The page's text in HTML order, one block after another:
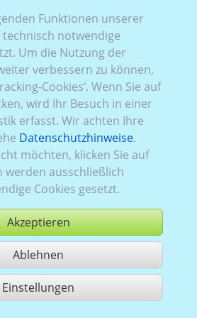
3, Facelift 2,FWD (Frontantrieb)
, Verglasung Links
verglast, Heckverglast
kaufen
Treffer teilen
Funktionen unserer
notwendige
Um die Nutzung der
verbessern zu können,
Cookies‘. Wenn Sie auf
wird Ihr Besuch in einer
erfasst. Wir achten Ihre
Datenschutzhinweise.
möchten, klicken Sie auf
werden ausschließlich
Cookies gesetzt.
Akzeptieren
Ablehnen
Einstellungen